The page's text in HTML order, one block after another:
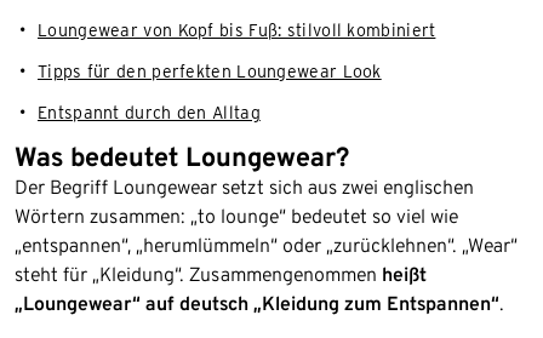
Loungewear von Kopf bis Fuß: stilvoll kombiniert
Tipps für den perfekten Loungewear Look
Entspannt durch den Alltag
Was bedeutet Loungewear?
Der Begriff Loungewear setzt sich aus zwei englischen
Wörtern zusammen: „to lounge“ bedeutet so viel wie
„entspannen“, „herumlümmeln“ oder „zurücklehnen“. „Wear“
steht für „Kleidung“. Zusammengenommen heißt
„Loungewear“ auf deutsch „Kleidung zum Entspannen“.